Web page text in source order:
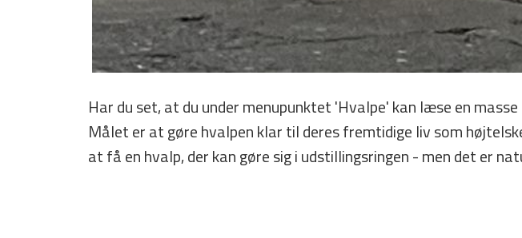
Har du set, at du under menupunktet 'Hvalpe' kan læse en
Målet er at gøre hvalpen klar til deres fremtidige liv som
at få en hvalp, der kan gøre sig i udstillingsringen - men det er